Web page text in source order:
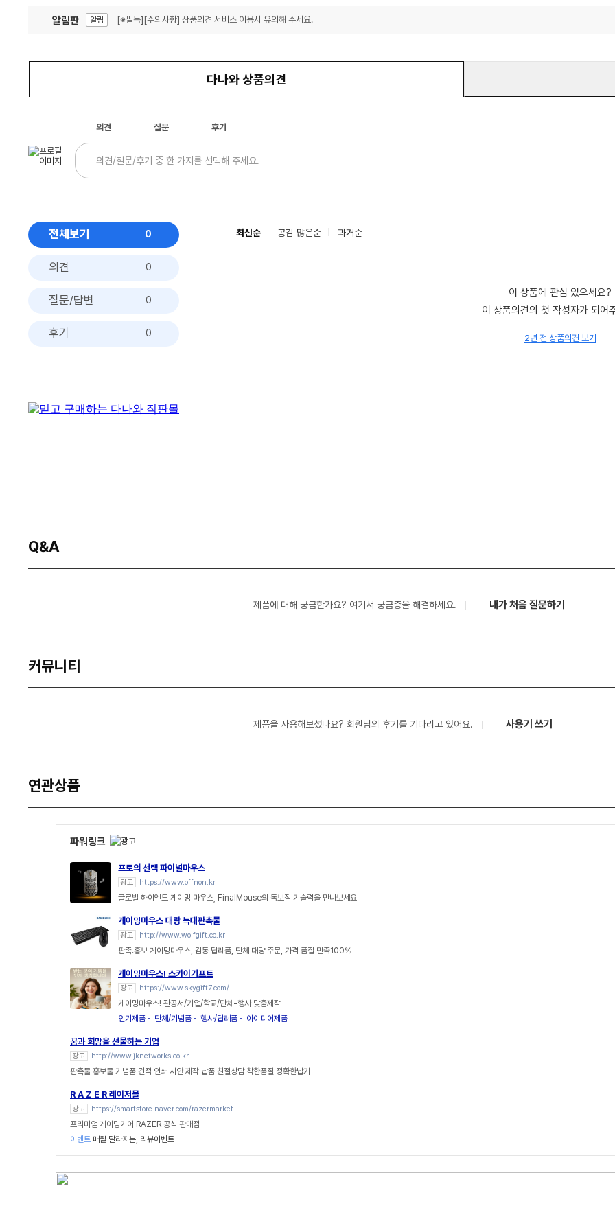
알림판 알림 [※필독][주의사항] 상품의견 서비스 이용시 유의해 주세요.
다나와 상품의견
의견 질문 후기
전체보기 0
의견 0
질문/답변 0
후기 0
최신순 공감 많은순 과거순
이 상품에 관심 있으세요?
이 상품의견의 첫 작성자가 되어
2년 전 상품의견 보기
Q&A
제품에 대해 궁금한가요? 여기서 궁금증을 해결하세요. 내가 처음 질문하기
커뮤니티
제품을 사용해보셨나요? 회원님의 후기를 기다리고 있어요. 사용기 쓰기
연관상품
파워링크
프로의 선택 파이널마우스
광고 https://www.offnon.kr
글로벌 하이엔드 게이밍 마우스, FinalMouse의 독보적 기술력을 만나보세요
게이밍마우스 대량 늑대판촉물
광고 http://www.wolfgift.co.kr
판촉.홍보 게이밍마우스, 감동 답례품, 단체 대량 주문, 가격 품질 만족100%
게이밍마우스! 스카이기프트
광고 https://www.skygift7.com/
게이밍마우스! 관공서/기업/학교/단체-행사 맞춤제작
인기제품
단체/기념품 행사/답례품 아이디어제품
꿈과 희망을 선물하는 기업
광고 http://www.jknetworks.co.kr
판촉물 홍보물 기념품 견적 인쇄 시안 제작 납품 친절상담 착한품질 정확한납기
R A Z E R 레이저몰
광고 https://smartstore.naver.com/razermarket
프리미엄 게이밍기어 RAZER 공식 판매점
이벤트 매월 달라지는, 리뷰이벤트